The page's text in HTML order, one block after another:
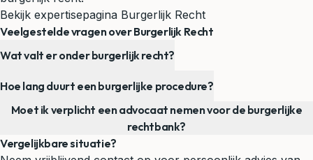
Bekijk expertisepagina Burgerlijk Recht
Veelgestelde vragen over Burgerlijk Recht
Wat valt er onder burgerlijk recht?
Hoe lang duurt een burgerlijke procedure?
Moet ik verplicht een advocaat nemen voor de burgerlijke
rechtbank?
Vergelijkbare situatie?